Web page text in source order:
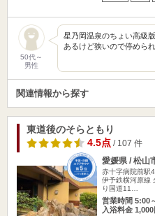
50代～
男性
星乃岡温泉のちょい高級
あるけど狭いので停められ
関連情報から探す
東道後のそらともり
4.5点/ 107 件
愛媛県 / 松山
赤十字病院前駅
伊予鉄横河原線
り国道11…
営業時間 5:00
入浴料金 1,000